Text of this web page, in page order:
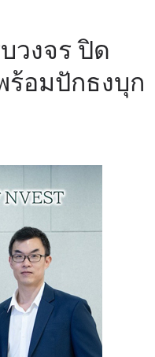
วงจร ปิด
ร้อมปักธงบุก